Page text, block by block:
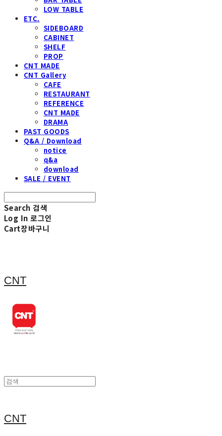
LOW TABLE
ETC.
SIDEBOARD
CABINET
SHELF
PROP
CNT MADE
CNT Gallery
CAFE
RESTAURANT
REFERENCE
CNT MADE
DRAMA
PAST GOODS
Q&A / Download
notice
q&a
download
SALE / EVENT
Search 검색
Log In 로그인
Cart장바구니
CNT
CNT